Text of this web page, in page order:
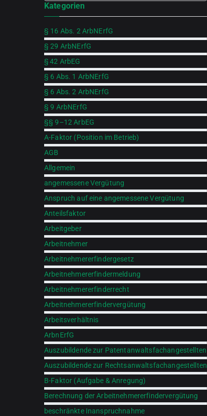
Kategorien
§ 16 Abs. 2 ArbNErfG
§ 29 ArbNErfG
§ 42 ArbEG
§ 6 Abs. 1 ArbNErfG
§ 6 Abs. 2 ArbNErfG
§ 9 ArbNErfG
§§ 9–12 ArbEG
A-Faktor (Position im Betrieb)
AGB
Allgemein
angemessene Vergütung
Anspruch auf eine angemessene Vergütung
Anteilsfaktor
Arbeitgeber
Arbeitnehmer
Arbeitnehmererfindergesetz
Arbeitnehmererfindermeldung
Arbeitnehmererfinderrecht
Arbeitnehmererfindervergütung
Arbeitsverhältnis
ArbnErfG
Auszubildende zur Patentanwaltsfachangestellten
Auszubildende zur Rechtsanwaltsfachangestellten
B-Faktor (Aufgabe & Anregung)
Berechnung der Arbeitnehmererfindervergütung
beschränkte Inanspruchnahme